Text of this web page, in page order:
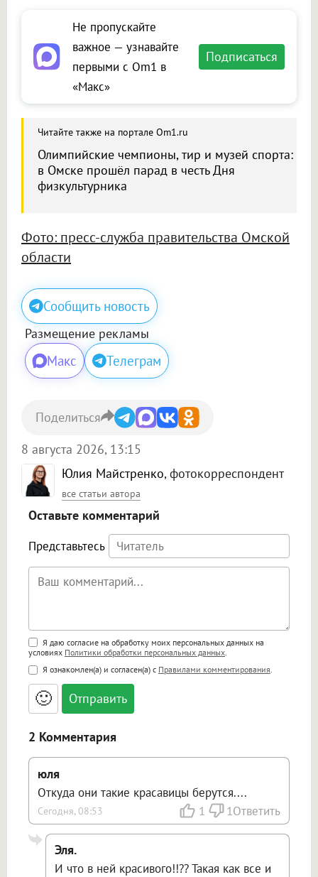
Не пропускайте
важное — узнавайте
первыми с Om1 в
«Макс»
Подписаться
Читайте также на портале Om1.ru
Олимпийские чемпионы, тир и музей спорта:
в Омске прошёл парад в честь Дня
физкультурника
Фото: пресс-служба правительства Омской
области
Сообщить новость
Размещение рекламы
Макс Телеграм
Юлия Майстренко, фотокорреспондент
все статьи автора
8 августа 2026, 13:15
Поделиться
Оставьте комментарий
Представьтесь
Поддержка HTML
<b>, <strong>, <u>, <i>, <em>, <s>, <big>,
<small>, <sup>, <sub>, <pre>, <ul>, <ol>, <li>,
<blockquote>, <code> экранирует HTML,
адреса URL автоматически становятся
ссылками, и [img]адрес[/img] будет
Я даю согласие на обработку моих персональных данных на
условиях Политики обработки персональных данных.
Я ознакомлен(а) и согласен(а) с Правилами комментирования.
🙂
2 Комментария
юля
Откуда они такие красавицы берутся....
Сегодня, 08:53 1 1Ответить
Эля.
И что в ней красивого!!?? Такая как все и